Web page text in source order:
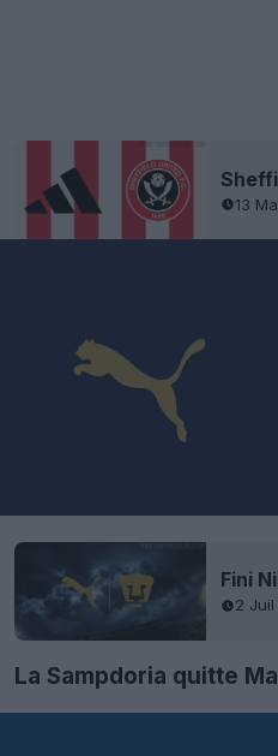
13
2
La Sampdoria quitte